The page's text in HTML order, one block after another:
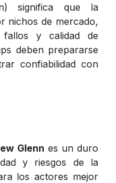
significa que la
nichos de mercado,
fallos y calidad de
deben prepararse
confiabilidad con
Glenn es un duro
y riesgos de la
los actores mejor